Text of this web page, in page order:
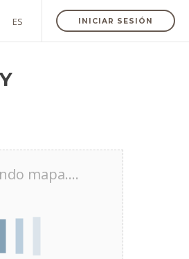
INICIAR SESIÓN
ES
mapa....